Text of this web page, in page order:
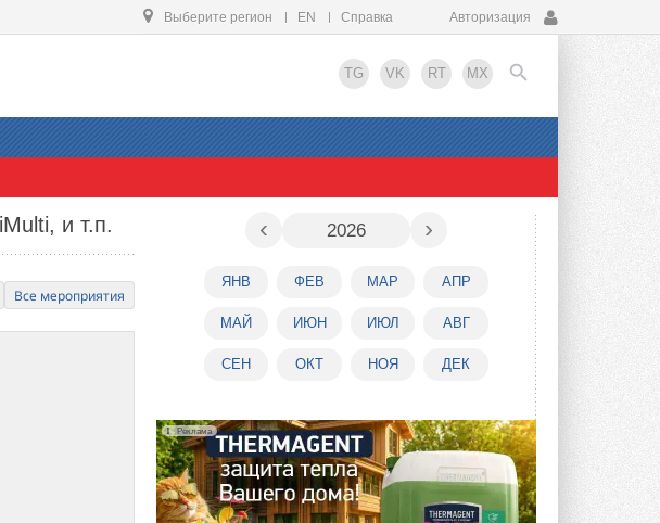
Выберите регион EN Справка Авторизация
TG VK RT MX
EN
и т.п.
Все мероприятия
‹ 2026 ›
ЯНВ ФЕВ МАР АПР
МАЙ ИЮН ИЮЛ АВГ
СЕН ОКТ НОЯ ДЕК
Реклама